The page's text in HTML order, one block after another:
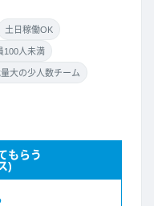
土日稼働OK
100人未満
大の少人数チーム
もらう
)